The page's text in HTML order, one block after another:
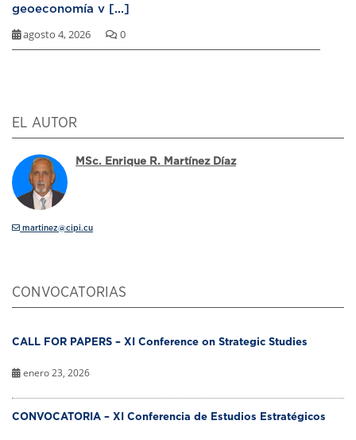
geoeconomía v [...]
agosto 4, 2026 0
EL AUTOR
MSc. Enrique R. Martínez Díaz
martinez@cipi.cu
CONVOCATORIAS
CALL FOR PAPERS – XI Conference on Strategic Studies
enero 23, 2026
CONVOCATORIA – XI Conferencia de Estudios Estratégicos